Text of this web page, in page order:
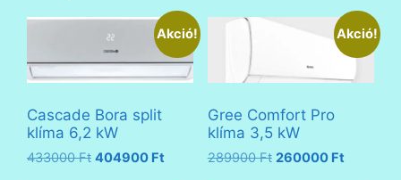
Akció!
Cascade Bora split
klíma 6,2 kW
433000Ft Original
404900 Ft Current
Akció!
Gree Comfort Pro
klíma 3,5 kW
289900Ft Original
260000 FtCurrent